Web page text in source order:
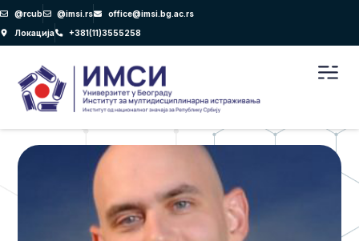
Пређи
на
садржај
@rcub @imsi.rs
office@imsi.bg.ac.rs
Локација
+381(11)3555258